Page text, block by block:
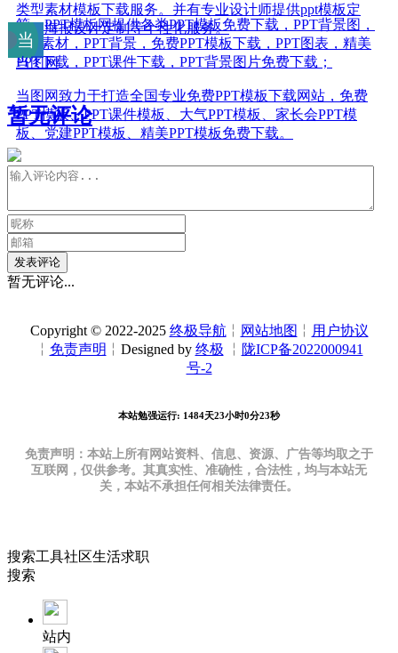
类型素材模板下载服务。并有专业设计师提供ppt模板定
制、海报设计定制等个性化服务。
第一PPT模板网提供各类PPT模板免费下载，PPT背景图，
PPT素材，PPT背景，免费PPT模板下载，PPT图表，精美
PPT下载，PPT课件下载，PPT背景图片免费下载；
当图网
当图网致力于打造全国专业免费PPT模板下载网站，免费
PPT模板、PPT课件模板、大气PPT模板、家长会PPT模
板、党建PPT模板、精美PPT模板免费下载。
暂无评论
发表评论
暂无评论...
Copyright © 2022-2025 终极导航 ╎ 网站地图 ╎ 用户协议
╎ 免责声明 ╎Designed by 终极 ╎ 陇ICP备2022000941
号-2
本站勉强运行: 1484天23小时0分24秒
免责声明：本站上所有网站资料、信息、资源、广告等均取之于
互联网，仅供参考。其真实性、准确性，合法性，均与本站无
关，本站不承担任何相关法律责任。
搜索工具社区生活求职
搜索
站内